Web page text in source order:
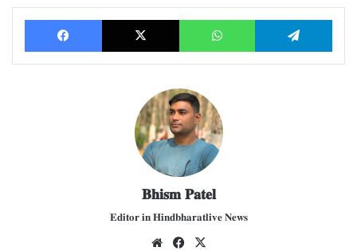
Facebook X WhatsApp
𝐁𝐡𝐢𝐬𝐦 𝐏𝐚𝐭𝐞𝐥
𝐄𝐝𝐢𝐭𝐨𝐫 𝐢𝐧 𝐇𝐢𝐧𝐝𝐛𝐡𝐚𝐫𝐚𝐭𝐥𝐢𝐯𝐞 𝐍𝐞𝐰𝐬
We
Fac